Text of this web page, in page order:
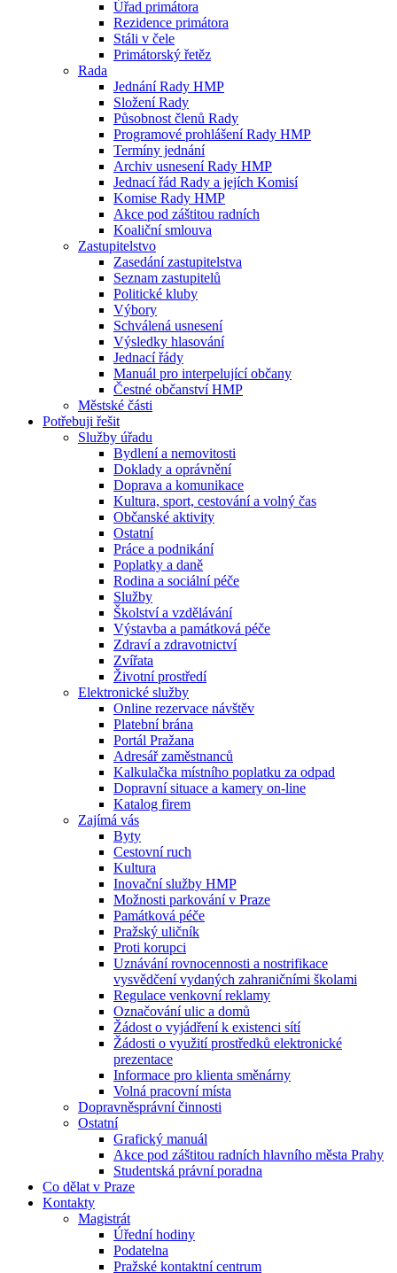
Úřad primátora
Rezidence primátora
Stáli v čele
Primátorský řetěz
Rada
Jednání Rady HMP
Složení Rady
Působnost členů Rady
Programové prohlášení Rady HMP
Termíny jednání
Archiv usnesení Rady HMP
Jednací řád Rady a jejích Komisí
Komise Rady HMP
Akce pod záštitou radních
Koaliční smlouva
Zastupitelstvo
Zasedání zastupitelstva
Seznam zastupitelů
Politické kluby
Výbory
Schválená usnesení
Výsledky hlasování
Jednací řády
Manuál pro interpelující občany
Čestné občanství HMP
Městské části
Potřebuji řešit
Služby úřadu
Bydlení a nemovitosti
Doklady a oprávnění
Doprava a komunikace
Kultura, sport, cestování a volný čas
Občanské aktivity
Ostatní
Práce a podnikání
Poplatky a daně
Rodina a sociální péče
Služby
Školství a vzdělávání
Výstavba a památková péče
Zdraví a zdravotnictví
Zvířata
Životní prostředí
Elektronické služby
Online rezervace návštěv
Platební brána
Portál Pražana
Adresář zaměstnanců
Kalkulačka místního poplatku za odpad
Dopravní situace a kamery on-line
Katalog firem
Zajímá vás
Byty
Cestovní ruch
Kultura
Inovační služby HMP
Možnosti parkování v Praze
Památková péče
Pražský uličník
Proti korupci
Uznávání rovnocennosti a nostrifikace
vysvědčení vydaných zahraničními školami
Regulace venkovní reklamy
Označování ulic a domů
Žádost o vyjádření k existenci sítí
Žádosti o využití prostředků elektronické
prezentace
Informace pro klienta směnárny
Volná pracovní místa
Dopravněsprávní činnosti
Ostatní
Grafický manuál
Akce pod záštitou radních hlavního města Prahy
Studentská právní poradna
Co dělat v Praze
Kontakty
Magistrát
Úřední hodiny
Podatelna
Pražské kontaktní centrum